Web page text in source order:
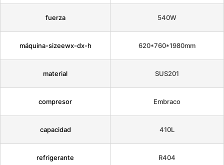
fuerza 540W
máquina-sizeewx-dx-h 620*760*1980mm
material SUS201
compresor Embraco
capacidad 410L
refrigerante R404